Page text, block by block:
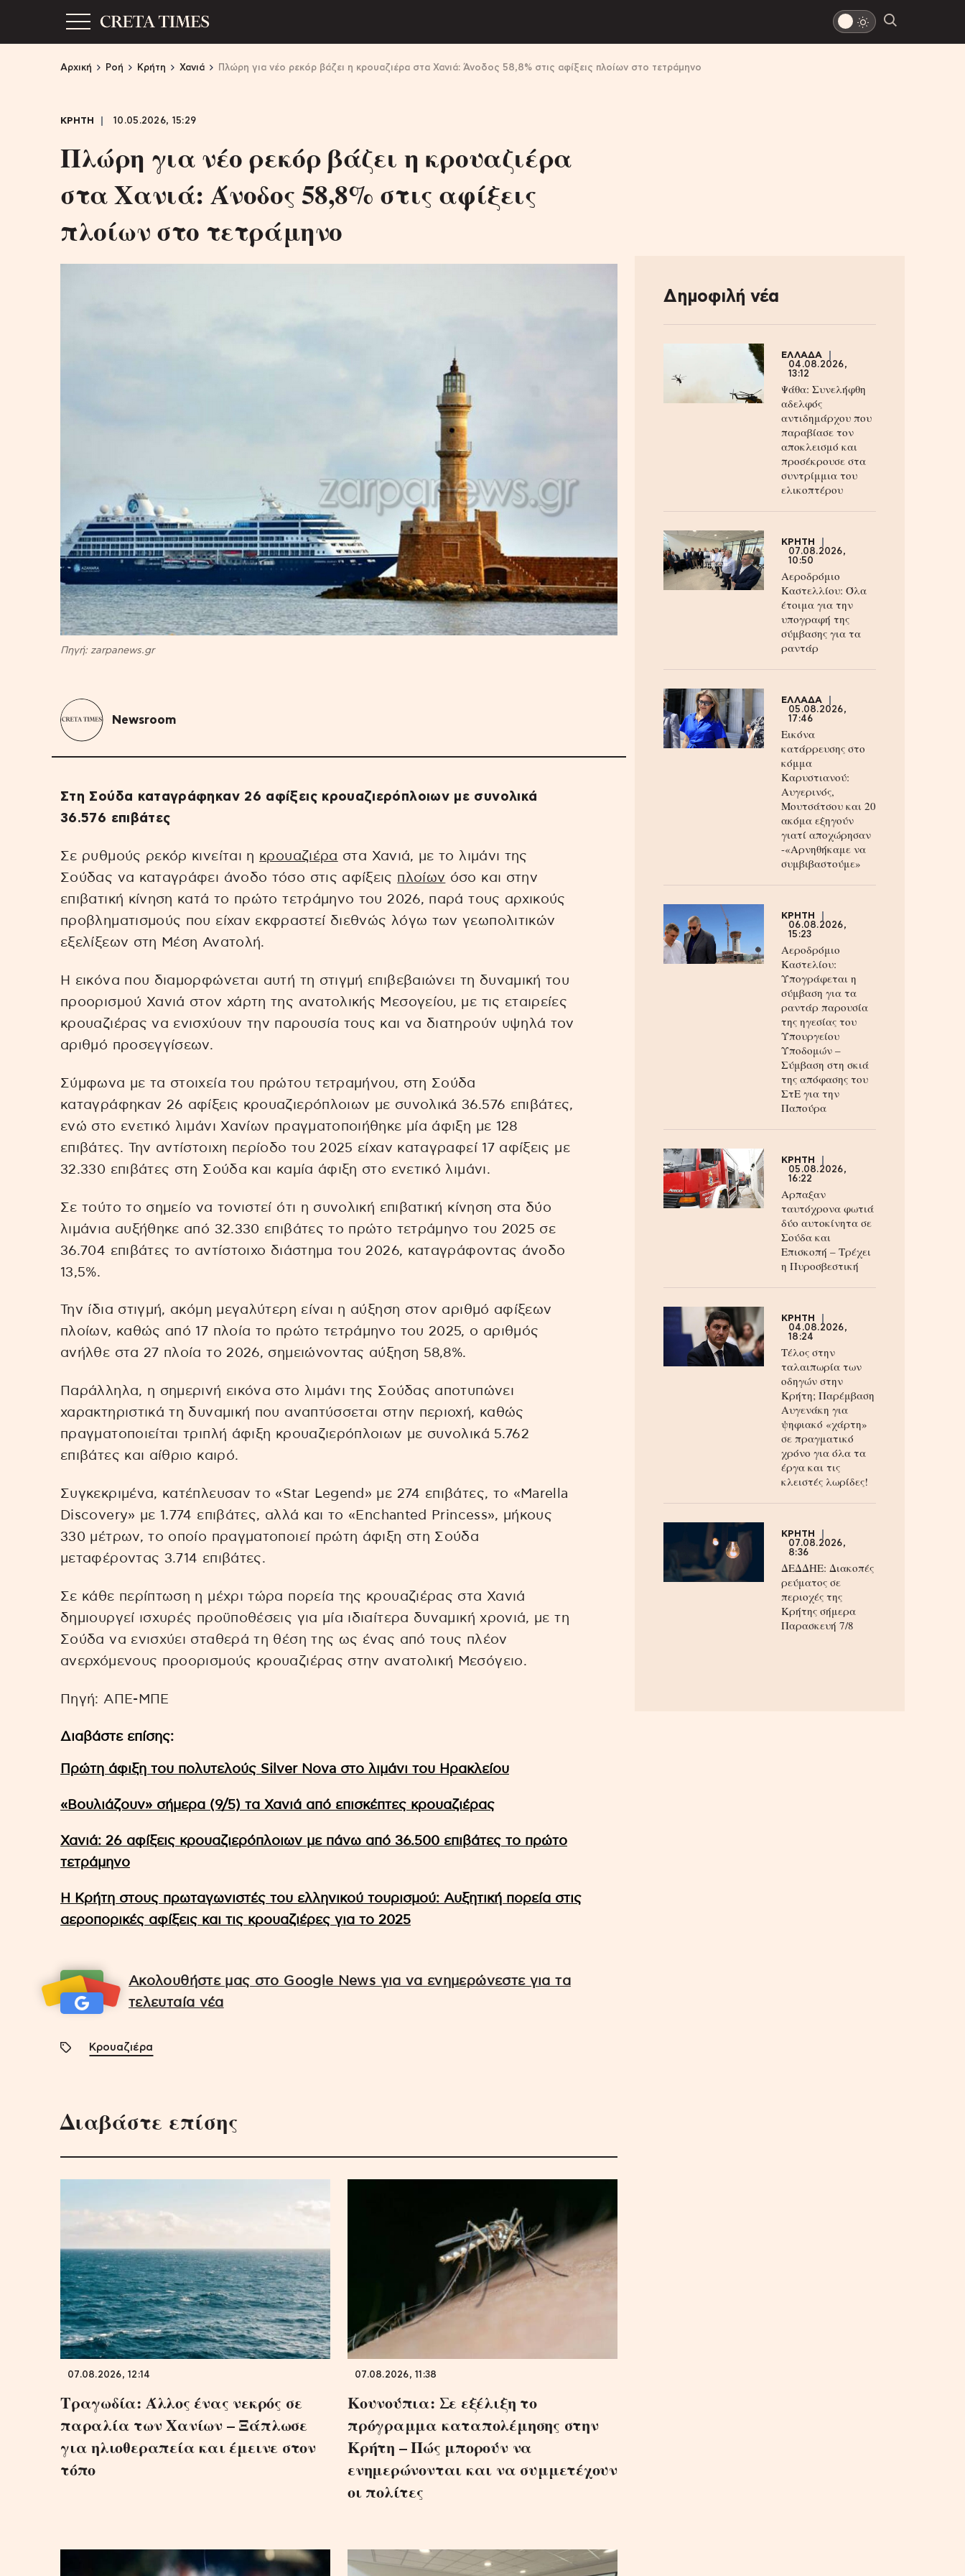
Αρχική Ροή Κρήτη Χανιά Πλώρη για νέο ρεκόρ βάζει η κρουαζιέρα στα Χανιά: Άνοδος 58,8% στις αφίξεις πλοίων στο τετράμηνο
ΚΡΗΤΗ 10.05.2026, 15:29
Πλώρη για νέο ρεκόρ βάζει η κρουαζιέρα
στα Χανιά: Άνοδος 58,8% στις αφίξεις
πλοίων στο τετράμηνο
Πηγή: zarpanews.gr
Newsroom
Στη Σούδα καταγράφηκαν 26 αφίξεις κρουαζιερόπλοιων με συνολικά
36.576 επιβάτες
Σε ρυθμούς ρεκόρ κινείται η κρουαζιέρα στα Χανιά, με το λιμάνι της
Σούδας να καταγράφει άνοδο τόσο στις αφίξεις πλοίων όσο και στην
επιβατική κίνηση κατά το πρώτο τετράμηνο του 2026, παρά τους αρχικούς
προβληματισμούς που είχαν εκφραστεί διεθνώς λόγω των γεωπολιτικών
εξελίξεων στη Μέση Ανατολή.
Η εικόνα που διαμορφώνεται αυτή τη στιγμή επιβεβαιώνει τη δυναμική του
προορισμού Χανιά στον χάρτη της ανατολικής Μεσογείου, με τις εταιρείες
κρουαζιέρας να ενισχύουν την παρουσία τους και να διατηρούν υψηλά τον
αριθμό προσεγγίσεων.
Σύμφωνα με τα στοιχεία του πρώτου τετραμήνου, στη Σούδα
καταγράφηκαν 26 αφίξεις κρουαζιερόπλοιων με συνολικά 36.576 επιβάτες,
ενώ στο ενετικό λιμάνι Χανίων πραγματοποιήθηκε μία άφιξη με 128
επιβάτες. Την αντίστοιχη περίοδο του 2025 είχαν καταγραφεί 17 αφίξεις με
32.330 επιβάτες στη Σούδα και καμία άφιξη στο ενετικό λιμάνι.
Σε τούτο το σημείο να τονιστεί ότι η συνολική επιβατική κίνηση στα δύο
λιμάνια αυξήθηκε από 32.330 επιβάτες το πρώτο τετράμηνο του 2025 σε
36.704 επιβάτες το αντίστοιχο διάστημα του 2026, καταγράφοντας άνοδο
13,5%.
Την ίδια στιγμή, ακόμη μεγαλύτερη είναι η αύξηση στον αριθμό αφίξεων
πλοίων, καθώς από 17 πλοία το πρώτο τετράμηνο του 2025, ο αριθμός
ανήλθε στα 27 πλοία το 2026, σημειώνοντας αύξηση 58,8%.
Παράλληλα, η σημερινή εικόνα στο λιμάνι της Σούδας αποτυπώνει
χαρακτηριστικά τη δυναμική που αναπτύσσεται στην περιοχή, καθώς
πραγματοποιείται τριπλή άφιξη κρουαζιερόπλοιων με συνολικά 5.762
επιβάτες και αίθριο καιρό.
Συγκεκριμένα, κατέπλευσαν το «Star Legend» με 274 επιβάτες, το «Marella
Discovery» με 1.774 επιβάτες, αλλά και το «Enchanted Princess», μήκους
330 μέτρων, το οποίο πραγματοποιεί πρώτη άφιξη στη Σούδα
μεταφέροντας 3.714 επιβάτες.
Σε κάθε περίπτωση η μέχρι τώρα πορεία της κρουαζιέρας στα Χανιά
δημιουργεί ισχυρές προϋποθέσεις για μία ιδιαίτερα δυναμική χρονιά, με τη
Σούδα να ενισχύει σταθερά τη θέση της ως ένας από τους πλέον
ανερχόμενους προορισμούς κρουαζιέρας στην ανατολική Μεσόγειο.
Πηγή: ΑΠΕ-ΜΠΕ
Διαβάστε επίσης:
Πρώτη άφιξη του πολυτελούς Silver Nova στο λιμάνι του Ηρακλείου
«Βουλιάζουν» σήμερα (9/5) τα Χανιά από επισκέπτες κρουαζιέρας
Χανιά: 26 αφίξεις κρουαζιερόπλοιων με πάνω από 36.500 επιβάτες το πρώτο
τετράμηνο
Η Κρήτη στους πρωταγωνιστές του ελληνικού τουρισμού: Αυξητική πορεία στις
αεροπορικές αφίξεις και τις κρουαζιέρες για το 2025
Ακολουθήστε μας στο Google News για να ενημερώνεστε για τα
τελευταία νέα
Κρουαζιέρα
Διαβάστε επίσης
07.08.2026, 12:14
Τραγωδία: Άλλος ένας νεκρός σε
παραλία των Χανίων – Ξάπλωσε
για ηλιοθεραπεία και έμεινε στον
τόπο
07.08.2026, 11:38
Κουνούπια: Σε εξέλιξη το
πρόγραμμα καταπολέμησης στην
Κρήτη – Πώς μπορούν να
ενημερώνονται και να συμμετέχουν
οι πολίτες
Δημοφιλή νέα
ΕΛΛΑΔΑ
04.08.2026,
13:12
Ψάθα: Συνελήφθη
αδελφός
αντιδημάρχου που
παραβίασε τον
αποκλεισμό και
προσέκρουσε στα
συντρίμμια του
ελικοπτέρου
ΚΡΗΤΗ
07.08.2026,
10:50
Αεροδρόμιο
Καστελλίου: Όλα
έτοιμα για την
υπογραφή της
σύμβασης για τα
ραντάρ
ΕΛΛΑΔΑ
05.08.2026,
17:46
Εικόνα
κατάρρευσης στο
κόμμα
Καρυστιανού:
Αυγερινός,
Μουτσάτσου και 20
ακόμα εξηγούν
γιατί αποχώρησαν
-«Αρνηθήκαμε να
συμβιβαστούμε»
ΚΡΗΤΗ
06.08.2026,
15:23
Αεροδρόμιο
Καστελίου:
Υπογράφεται η
σύμβαση για τα
ραντάρ παρουσία
της ηγεσίας του
Υπουργείου
Υποδομών –
Σύμβαση στη σκιά
της απόφασης του
ΣτΕ για την
Παπούρα
ΚΡΗΤΗ
05.08.2026,
16:22
Αρπαξαν
ταυτόχρονα φωτιά
δύο αυτοκίνητα σε
Σούδα και
Επισκοπή – Τρέχει
η Πυροσβεστική
ΚΡΗΤΗ
04.08.2026,
18:24
Τέλος στην
ταλαιπωρία των
οδηγών στην
Κρήτη; Παρέμβαση
Αυγενάκη για
ψηφιακό «χάρτη»
σε πραγματικό
χρόνο για όλα τα
έργα και τις
κλειστές λωρίδες!
ΚΡΗΤΗ
07.08.2026,
8:36
ΔΕΔΔΗΕ: Διακοπές
ρεύματος σε
περιοχές της
Κρήτης σήμερα
Παρασκευή 7/8